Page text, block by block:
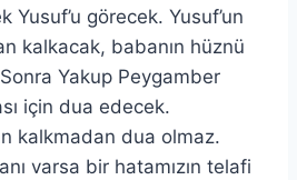
Yusuf’u görecek. Yusuf’un
kalkacak, babanın hüznü
Yakup Peygamber
için dua edecek.
kalkmadan dua olmaz.
varsa bir hatamızın telafi